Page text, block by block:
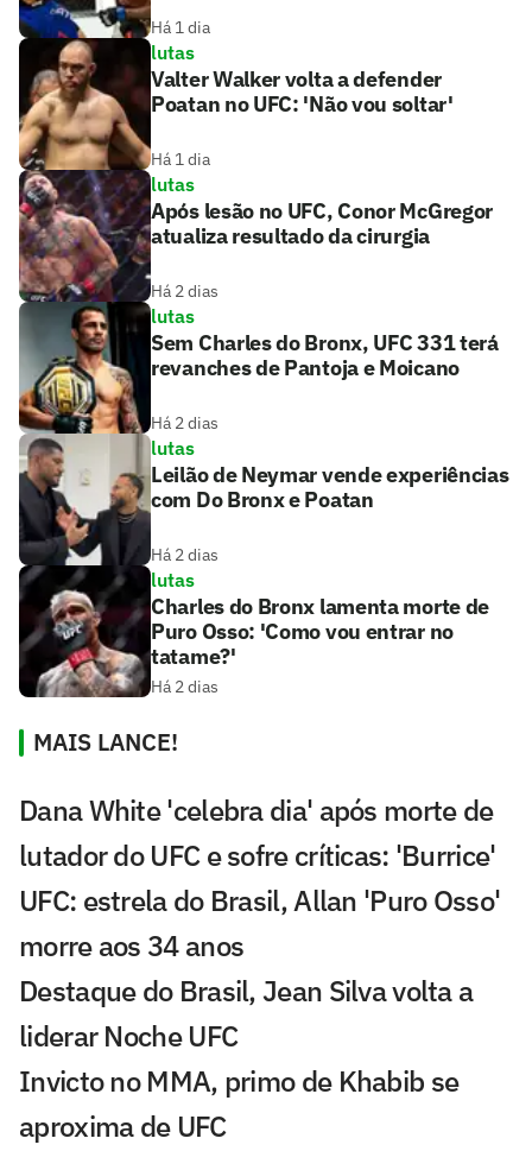
Há 1 dia
lutas
Valter Walker volta a defender
Poatan no UFC: 'Não vou soltar'
Há 1 dia
lutas
Após lesão no UFC, Conor McGregor
atualiza resultado da cirurgia
Há 2 dias
lutas
Sem Charles do Bronx, UFC 331 terá
revanches de Pantoja e Moicano
Há 2 dias
lutas
Leilão de Neymar vende experiências
com Do Bronx e Poatan
Há 2 dias
lutas
Charles do Bronx lamenta morte de
Puro Osso: 'Como vou entrar no
tatame?'
Há 2 dias
MAIS LANCE!
Dana White 'celebra dia' após morte de
lutador do UFC e sofre críticas: 'Burrice'
UFC: estrela do Brasil, Allan 'Puro Osso'
morre aos 34 anos
Destaque do Brasil, Jean Silva volta a
liderar Noche UFC
Invicto no MMA, primo de Khabib se
aproxima de UFC